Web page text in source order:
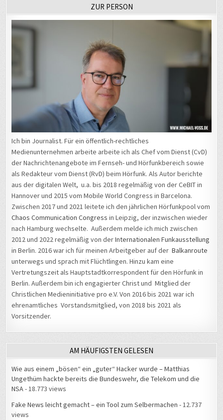
ZUR PERSON
Ich bin Journalist. Für ein öffentlich-rechtliches
Medienunternehmen arbeite arbeite ich als Chef vom Dienst (CvD)
der Nachrichtenangebote im Fernseh- und Hörfunkbereich sowie
als Redakteur vom Dienst (RvD) beim Hörfunk. Als Autor berichte
aus der digitalen Welt, u.a. bis 2018 regelmäßig von der CeBIT in
Hannover und 2015 vom Mobile World Congress in Barcelona.
Zwischen 2017 und 2021 leitete ich den jährlichen Hörfunkpool vom
Chaos Communication Congress in Leipzig, der inzwischen wieder
nach Hamburg wechselte. Außerdem melde ich mich zwischen
2012 und 2022 regelmäßig von derInternationalen Funkausstellung
in Berlin. 2016 war ich für meinen Arbeitgeber auf derBalkanroute
unterwegs und sprach mit Flüchtlingen. Hinzu kam eine
Vertretungszeit als Hauptstadtkorrespondent für den Hörfunk in
Berlin. Außerdem bin ich engagierter Christ und Mitglied der
Christlichen Medieninitiative pro e.V. Von 2016 bis 2021 war ich
ehrenamtliches Vorstandsmitglied, von 2018 bis 2021 als
Vorsitzender.
AM HÄUFIGSTEN GELESEN
Wie aus einem „bösen“ ein „guter“ Hacker wurde – Matthias
Ungethüm hackte bereits die Bundeswehr, die Telekom und die
NSA- 18.773 views
Fake News leicht gemacht – ein Tool zum Selbermachen - 12.737
views